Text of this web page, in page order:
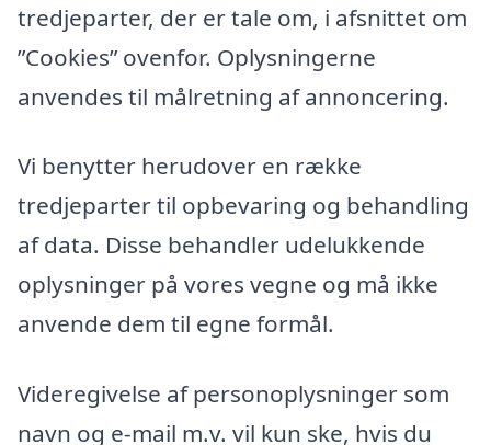
tredjeparter, der er tale om, i afsnittet om
”Cookies” ovenfor. Oplysningerne
anvendes til målretning af annoncering.
Vi benytter herudover en række
tredjeparter til opbevaring og behandling
af data. Disse behandler udelukkende
oplysninger på vores vegne og må ikke
anvende dem til egne formål.
Videregivelse af personoplysninger som
navn og e-mail m.v. vil kun ske, hvis du